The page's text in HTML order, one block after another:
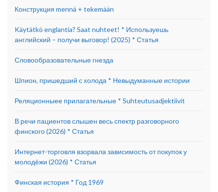
Конструкция mennä + tekemään
Käytätkö englantia? Saat nuhteet! * Используешь
английский – получи выговор! (2025) * Статья
Словообразовательные гнезда
Шпион, пришедший с холода * Невыдуманные истории
Реляционныее прилагательные * Suhteutusadjektiivit
В речи пациентов слышен весь спектр разговорного
финского (2026) * Статья
Интернет-торговля взорвала зависимость от покупок у
молодёжи (2026) * Статья
Финская история * Год 1969